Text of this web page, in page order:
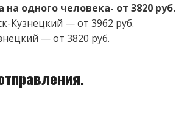
одного человека- от 3820 руб.
Кузнецкий — от 3962 руб.
— от 3820 руб.